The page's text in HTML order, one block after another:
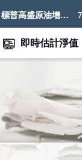
標普高盛原油增強超額回報指數 774.14
即時估計淨值